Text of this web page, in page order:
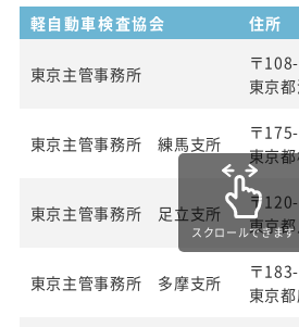
軽自動車検査協会 住所
東京主管事務所
〒
東京
東京主管事務所 練馬支所
〒
東京
東京主管事務所 足立支所
〒
東京
東京主管事務所 多摩支所
〒
東京
スクロールできます